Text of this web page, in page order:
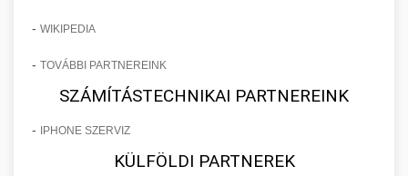
- WIKIPEDIA
- TOVÁBBI PARTNEREINK
SZÁMÍTÁSTECHNIKAI PARTNEREINK
- IPHONE SZERVIZ
KÜLFÖLDI PARTNEREK